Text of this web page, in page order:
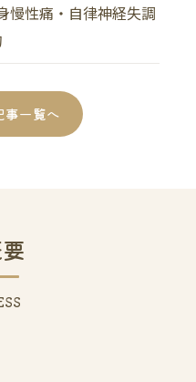
慢性痛・自律神経失調
事一覧へ